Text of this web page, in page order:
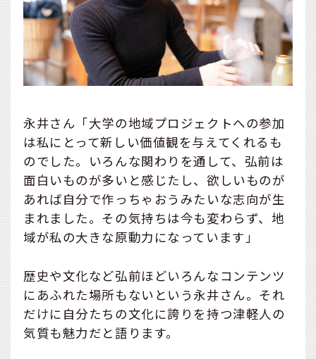
永井さん「大学の地域プロジェクトへの参加
は私にとって新しい価値観を与えてくれるも
のでした。いろんな関わりを通して、弘前は
面白いものが多いと感じたし、欲しいものが
あれば自分で作っちゃおうみたいな志向が生
まれました。その気持ちは今も変わらず、地
域が私の大きな原動力になっています」
歴史や文化など弘前ほどいろんなコンテンツ
にあふれた場所もないという永井さん。それ
だけに自分たちの文化に誇りを持つ津軽人の
気質も魅力だと語ります。